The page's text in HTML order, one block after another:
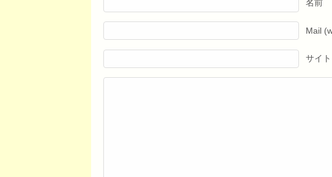
名前
Mail
サイト